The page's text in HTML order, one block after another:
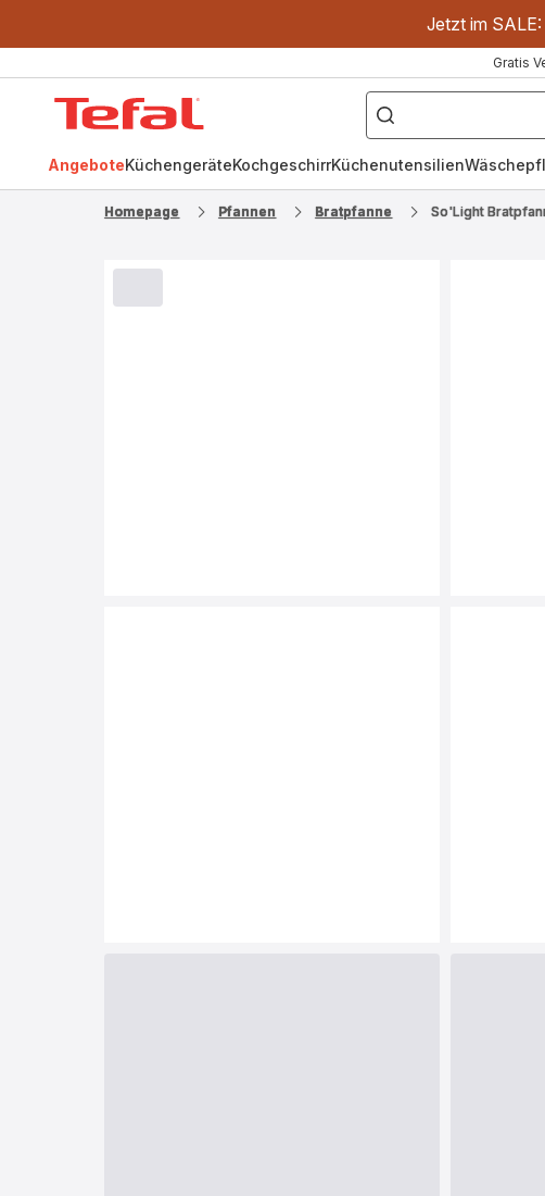
Jetzt im
Gratis
["OptiGrill","Easy
Fry","Pfanne"]
AngeboteKüchengeräteKochgeschirrKüchenutensilien
Homepage Pfannen Bratpfanne So'Light